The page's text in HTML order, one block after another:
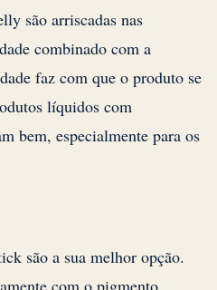
são arriscadas nas
combinado com a
faz com que o produto se
líquidos com
bem, especialmente para os
são a sua melhor opção.